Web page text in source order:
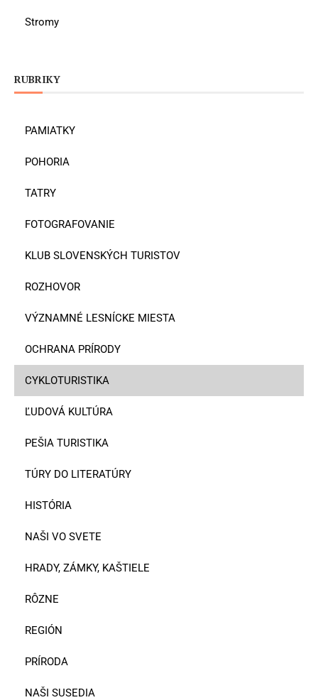
Stromy
RUBRIKY
PAMIATKY
POHORIA
TATRY
FOTOGRAFOVANIE
KLUB SLOVENSKÝCH TURISTOV
ROZHOVOR
VÝZNAMNÉ LESNÍCKE MIESTA
OCHRANA PRÍRODY
CYKLOTURISTIKA
ĽUDOVÁ KULTÚRA
PEŠIA TURISTIKA
TÚRY DO LITERATÚRY
HISTÓRIA
NAŠI VO SVETE
HRADY, ZÁMKY, KAŠTIELE
RÔZNE
REGIÓN
PRÍRODA
NAŠI SUSEDIA